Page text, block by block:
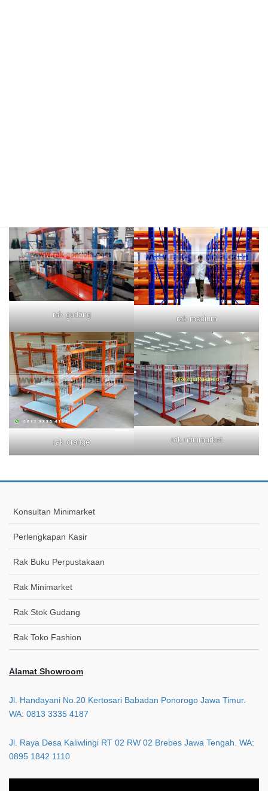
rak gudang rak medium
rak orange rak minimarket
Konsultan Minimarket
Perlengkapan Kasir
Rak Buku Perpustakaan
Rak Minimarket
Rak Stok Gudang
Rak Toko Fashion
Alamat Showroom
Jl. Handayani No.20 Kertosari Babadan Ponorogo Jawa Timur.
WA: 0813 3335 4187
Jl. Raya Desa Kaliwlingi RT 02 RW 02 Brebes Jawa Tengah. WA:
0895 1842 1110